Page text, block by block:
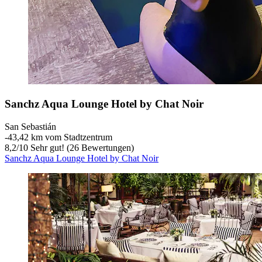
Sanchz Aqua Lounge Hotel by Chat Noir
San Sebastián
‐43,42 km vom Stadtzentrum
8,2/10 Sehr gut! (26 Bewertungen)
Sanchz Aqua Lounge Hotel by Chat Noir